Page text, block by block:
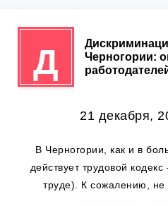
Д
Черногории:
21 декабря,
В Черногории, как и в
действует трудовой
труде). К сожалению, не